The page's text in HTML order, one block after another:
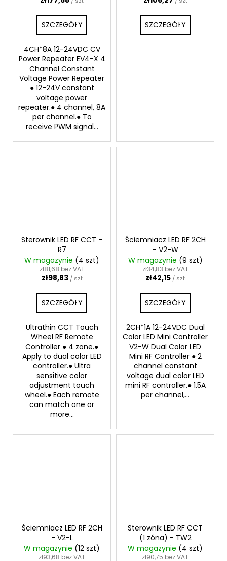
SZCZEGÓŁY
4CH*8A 12-24VDC CV
Power Repeater EV4-X 4
Channel Constant
Voltage Power Repeater
● 12-24V constant
voltage power
repeater.● 4 channel, 8A
per channel.● To
receive PWM signal...
SZCZEGÓŁY
Sterownik LED RF CCT -
R7
W magazynie (4 szt)
zł81,68 bez VAT
zł98,83 / szt
SZCZEGÓŁY
Ultrathin CCT Touch
Wheel RF Remote
Controller ● 4 zone.●
Apply to dual color LED
controller.● Ultra
sensitive color
adjustment touch
wheel.● Each remote
can match one or
more...
Ściemniacz LED RF 2CH
- V2-W
W magazynie (9 szt)
zł34,83 bez VAT
zł42,15 / szt
SZCZEGÓŁY
2CH*1A 12-24VDC Dual
Color LED Mini Controller
V2-W Dual Color LED
Mini RF Controller ● 2
channel constant
voltage dual color LED
mini RF controller.● 1.5A
per channel,...
Ściemniacz LED RF 2CH
- V2-L
W magazynie (12 szt)
zł93,68 bez VAT
Sterownik LED RF CCT
(1 zóna) - TW2
W magazynie (4 szt)
zł90,75 bez VAT